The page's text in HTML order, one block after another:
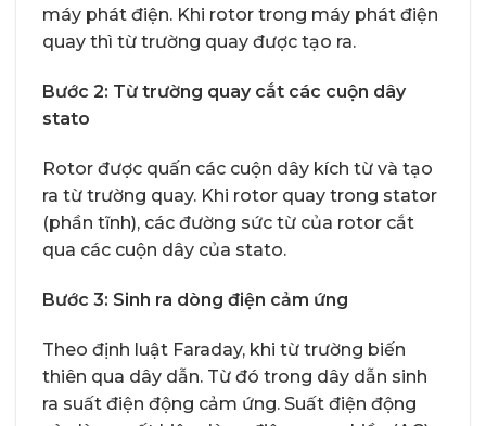
máy phát điện. Khi rotor trong máy phát điện
quay thì từ trường quay được tạo ra.
Bước 2: Từ trường quay cắt các cuộn dây
stato
Rotor được quấn các cuộn dây kích từ và tạo
ra từ trường quay. Khi rotor quay trong stator
(phần tĩnh), các đường sức từ của rotor cắt
qua các cuộn dây của stato.
Bước 3: Sinh ra dòng điện cảm ứng
Theo định luật Faraday, khi từ trường biến
thiên qua dây dẫn. Từ đó trong dây dẫn sinh
ra suất điện động cảm ứng. Suất điện động